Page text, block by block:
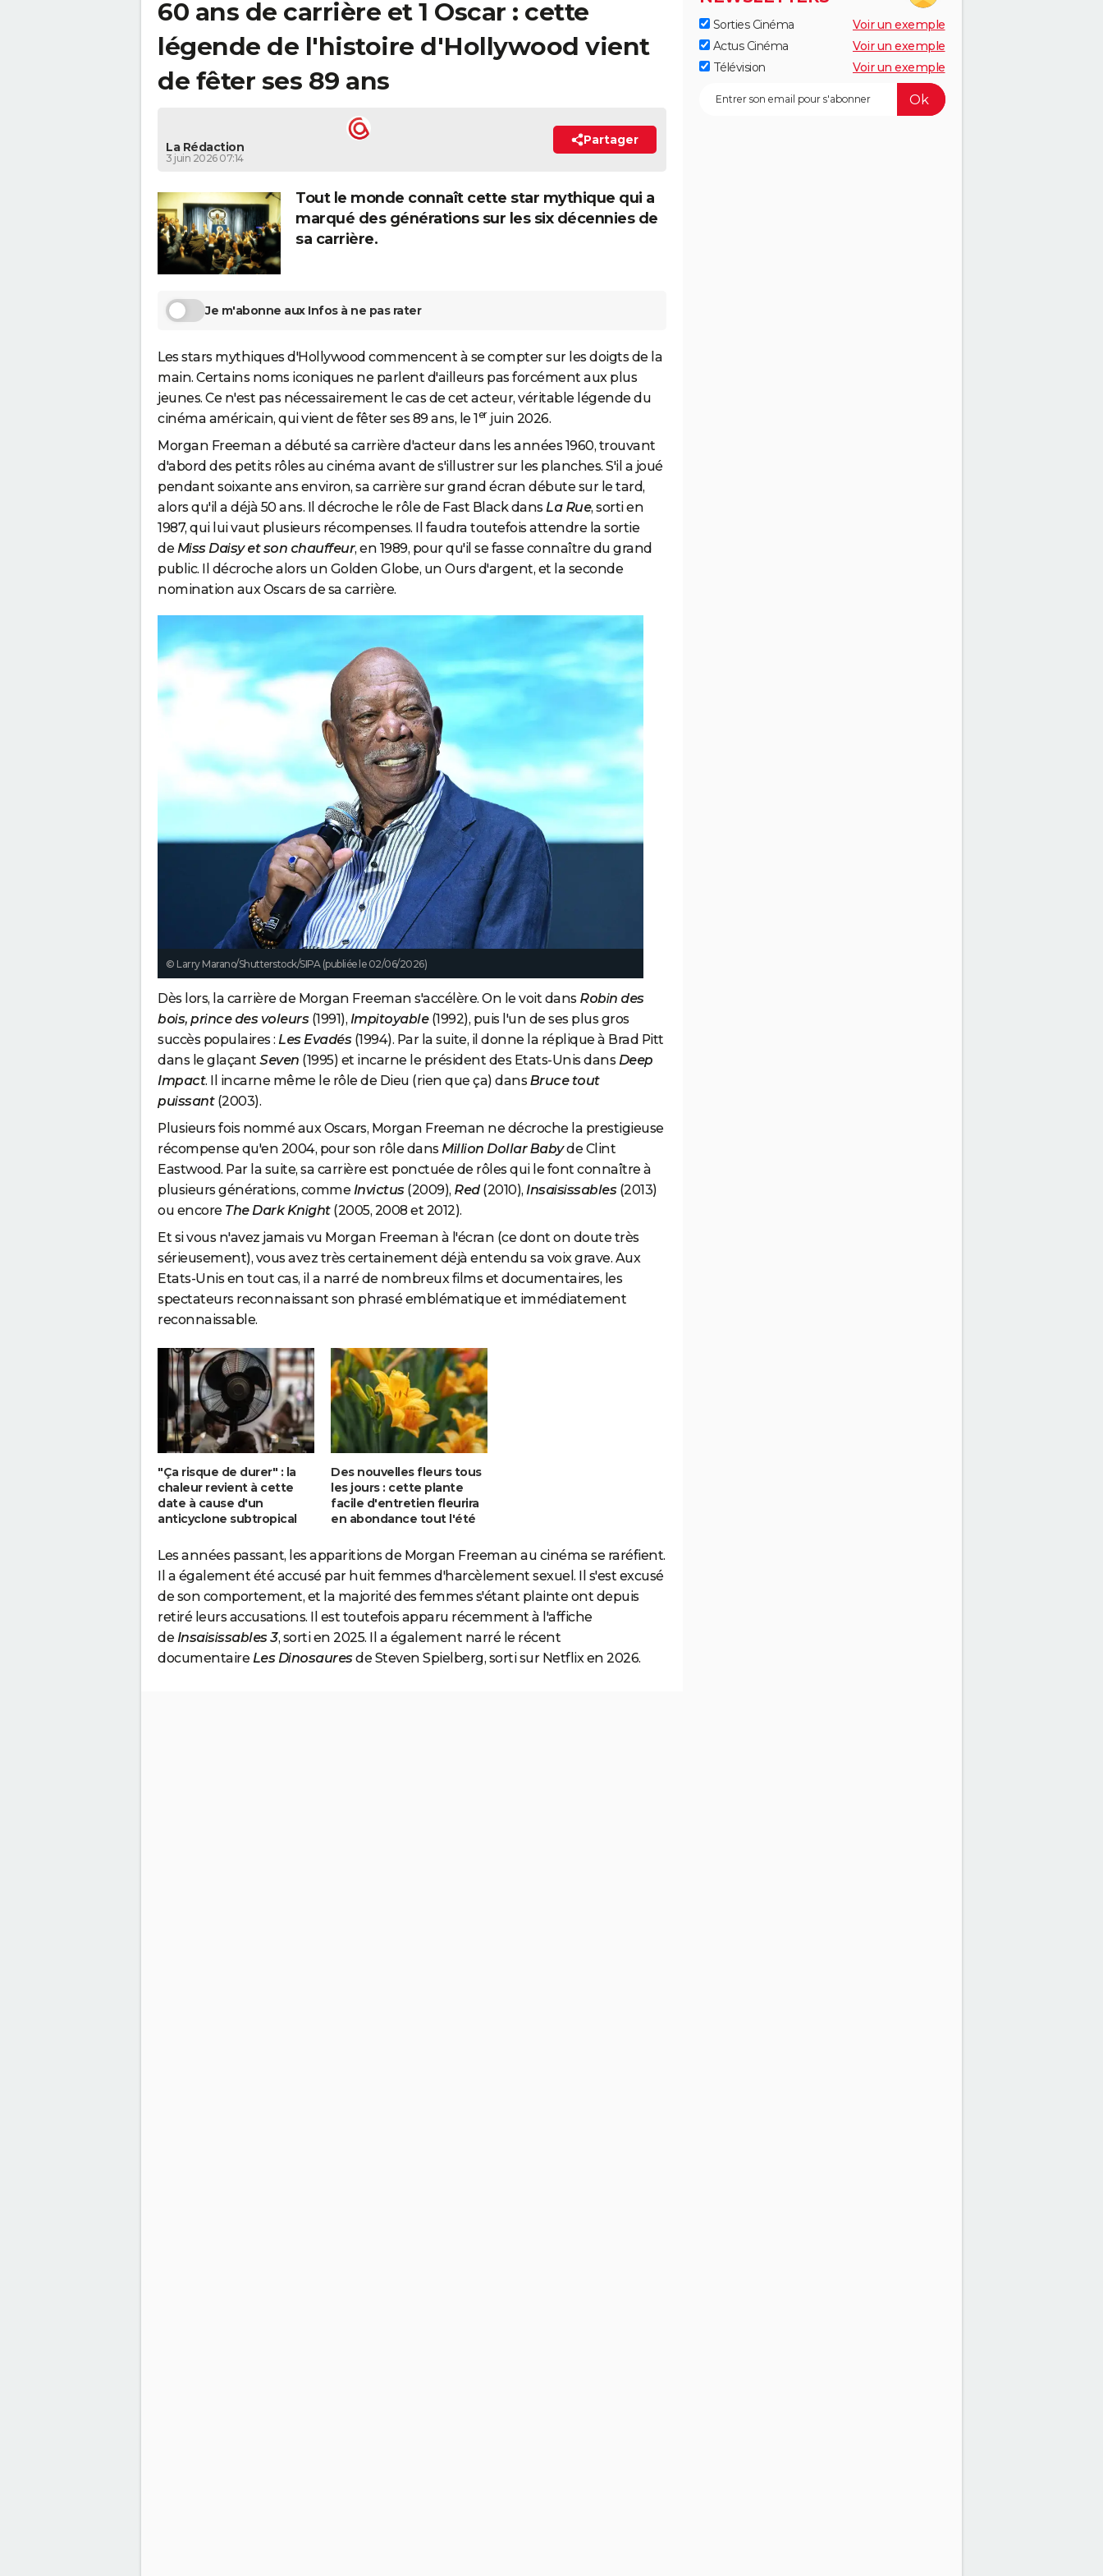
60 ans de carrière et 1 Oscar : cette
légende de l'histoire d'Hollywood vient
de fêter ses 89 ans
La Rédaction
3 juin 2026 07:14
Partager
Tout le monde connaît cette star mythique qui a
marqué des générations sur les six décennies de
sa carrière.
Je m'abonne aux Infos à ne pas rater
Les stars mythiques d'Hollywood commencent à se compter sur les doigts de la
main. Certains noms iconiques ne parlent d'ailleurs pas forcément aux plus
jeunes. Ce n'est pas nécessairement le cas de cet acteur, véritable légende du
cinéma américain, qui vient de fêter ses 89 ans, le 1 er juin 2026.
Morgan Freeman a débuté sa carrière d'acteur dans les années 1960, trouvant
d'abord des petits rôles au cinéma avant de s'illustrer sur les planches. S'il a joué
pendant soixante ans environ, sa carrière sur grand écran débute sur le tard,
alors qu'il a déjà 50 ans. Il décroche le rôle de Fast Black dansLa Rue, sorti en
1987, qui lui vaut plusieurs récompenses. Il faudra toutefois attendre la sortie
de Miss Daisy et son chauffeur, en 1989, pour qu'il se fasse connaître du grand
public. Il décroche alors un Golden Globe, un Ours d'argent, et la seconde
nomination aux Oscars de sa carrière.
© Larry Marano/Shutterstock/SIPA (publiée le 02/06/2026)
Dès lors, la carrière de Morgan Freeman s'accélère. On le voit dans Robin des
bois, prince des voleurs (1991), Impitoyable(1992), puis l'un de ses plus gros
succès populaires : Les Evadés (1994). Par la suite, il donne la réplique à Brad Pitt
dans le glaçant Seven (1995) et incarne le président des Etats-Unis dans Deep
Impact. Il incarne même le rôle de Dieu (rien que ça) dansBruce tout
puissant(2003).
Plusieurs fois nommé aux Oscars, Morgan Freeman ne décroche la prestigieuse
récompense qu'en 2004, pour son rôle dans Million Dollar Babyde Clint
Eastwood. Par la suite, sa carrière est ponctuée de rôles qui le font connaître à
plusieurs générations, comme Invictus (2009), Red(2010), Insaisissables (2013)
ou encore The Dark Knight(2005, 2008 et 2012).
Et si vous n'avez jamais vu Morgan Freeman à l'écran (ce dont on doute très
sérieusement), vous avez très certainement déjà entendu sa voix grave. Aux
Etats-Unis en tout cas, il a narré de nombreux films et documentaires, les
spectateurs reconnaissant son phrasé emblématique et immédiatement
reconnaissable.
"Ça risque de durer" : la
chaleur revient à cette
date à cause d'un
anticyclone subtropical
Des nouvelles fleurs tous
les jours : cette plante
facile d'entretien fleurira
en abondance tout l'été
Les années passant, les apparitions de Morgan Freeman au cinéma se raréfient.
Il a également été accusé par huit femmes d'harcèlement sexuel. Il s'est excusé
de son comportement, et la majorité des femmes s'étant plainte ont depuis
retiré leurs accusations. Il est toutefois apparu récemment à l'affiche
de Insaisissables 3, sorti en 2025. Il a également narré le récent
documentaire Les Dinosaures de Steven Spielberg, sorti sur Netflix en 2026.
Sorties Cinéma
Voir un exemple
Actus Cinéma
Voir un exemple
Télévision
Voir un exemple